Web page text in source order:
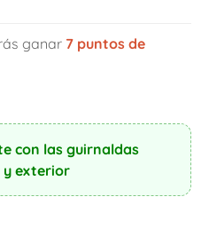
ganar 7puntos de
con las guirnaldas
y exterior